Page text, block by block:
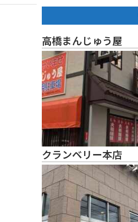
高橋まんじゅう屋
クランベリー本店